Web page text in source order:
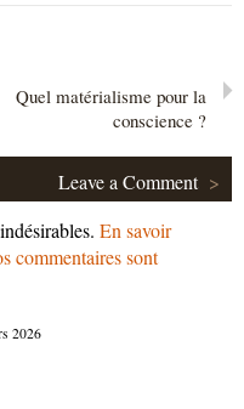
Quel matérialisme pour la
conscience ?
Leave a Comment >
En savoir
commentaires sont
2026